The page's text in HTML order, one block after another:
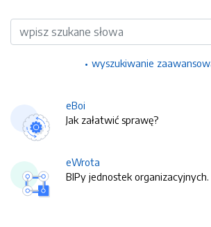
Wyszukiwarka
wyszukiwanie
eBoi
Jak załatwić sprawę?
eWrota
BIPy jednostek organizacyjnych.